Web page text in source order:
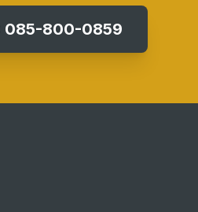
085-800-0859